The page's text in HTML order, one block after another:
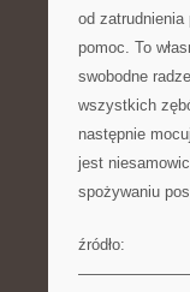
od
pomoc. To
swobodne
wszystkich
następnie
jest
spożywaniu
źródło: